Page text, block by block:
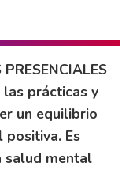
prácticas y
un equilibrio
positiva. Es
salud mental